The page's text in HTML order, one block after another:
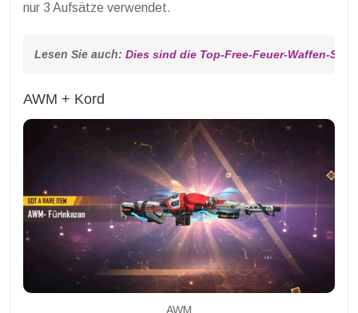
nur 3 Aufsätze verwendet.
Lesen Sie auch: Dies sind die Top-Free-Feuer-Waffen-
AWM + Kord
AWM